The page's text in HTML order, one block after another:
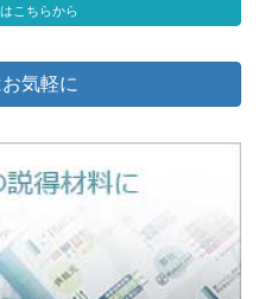
こちらから
気軽に